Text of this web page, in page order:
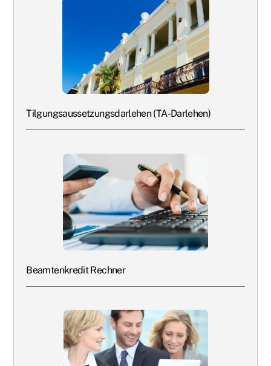
Tilgungsaussetzungsdarlehen (TA-Darlehen)
Beamtenkredit Rechner